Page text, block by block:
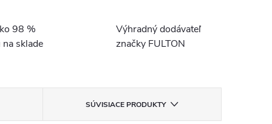
98 %
sklade
Výhradný dodávateľ
značky FULTON
SÚVISIACE PRODUKTY